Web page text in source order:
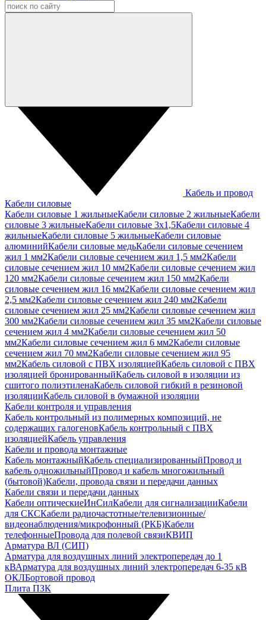
Кабель и провод
Кабели силовые
Кабели силовые 1 жильныеКабели силовые 2 жильныеКабели
силовые 3 жильныеКабели силовые 3х1,5Кабели силовые 4
жильныеКабели силовые 5 жильныеКабели силовые
алюминийКабели силовые медьКабели силовые сечением
жил 1 мм2Кабели силовые сечением жил 1,5 мм2Кабели
силовые сечением жил 10 мм2Кабели силовые сечением жил
120 мм2Кабели силовые сечением жил 150 мм2Кабели
силовые сечением жил 16 мм2Кабели силовые сечением жил
2,5 мм2Кабели силовые сечением жил 240 мм2Кабели
силовые сечением жил 25 мм2Кабели силовые сечением жил
300 мм2Кабели силовые сечением жил 35 мм2Кабели силовые
сечением жил 4 мм2Кабели силовые сечением жил 50
мм2Кабели силовые сечением жил 6 мм2Кабели силовые
сечением жил 70 мм2Кабели силовые сечением жил 95
мм2Кабель силовой с ПВХ изоляциейКабель силовой с ПВХ
изоляцией бронированныйКабель силовой в изоляции из
сшитого полиэтиленаКабель силовой гибкий в резиновой
изоляцииКабель силовой в бумажной изоляции
Кабели контроля и управления
Кабель контрольный из полимерных композиций, не
содержащих галогеновКабель контрольный с ПВХ
изоляциейКабель управления
Кабели и провода монтажные
Кабель монтажныйКабель специализированныйПровод и
кабель одножильныйПровод и кабель многожильный
(бытовой)Кабели, провода связи и передачи данных
Кабели связи и передачи данных
Кабели оптическиеИнСилКабели для сигнализацииКабели
для СКСКабели радиочастотные/телевизионные/
видеонаблюдения/микрофонный (РКБ)Кабели
телефонныеПровода для полевой связиКВИП
Арматура ВЛ (СИП)
Арматура для воздушных линий электропередач до 1
кВАрматура для воздушных линий электропередач 6-35 кВ
ОКЛБортовой провод
Плита ПЗК